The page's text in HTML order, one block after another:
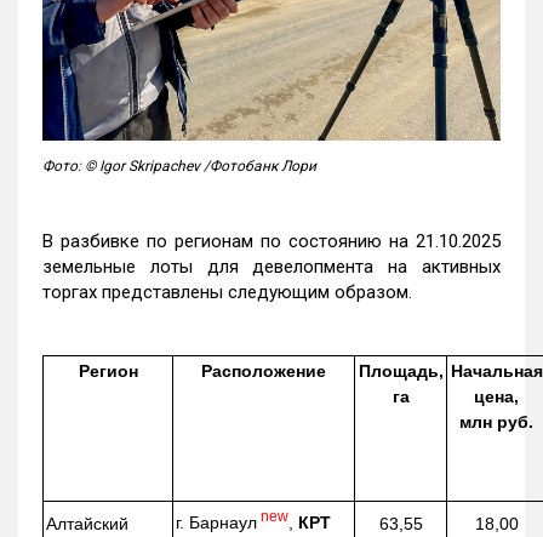
Фото: © Igor Skripachev /Фотобанк Лори
В разбивке по регионам по состоянию на 21.10.2025
земельные лоты для девелопмента на активных
торгах представлены следующим образом.
Регион Расположение
Площадь,
га
Начальная
цена,
млн руб.
Алтайский
г. Барнаул new, КРТ 63,55 18,00